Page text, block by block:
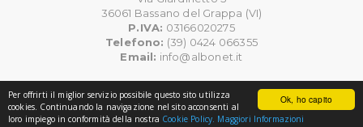
Ok, ho capito
Per offrirti il miglior servizio possibile questo sito utilizza
cookies. Continuando la navigazione nel sito acconsenti al
loro impiego in conformità della nostra Cookie Policy. Maggiori Informazioni
36061 Bassano del Grappa (VI)
P.IVA: 03166020275
Telefono: (39) 0424 066355
Email: info@albonet.it
©Copyright CodiceAppalti.it. Tutti i diritti riservati.